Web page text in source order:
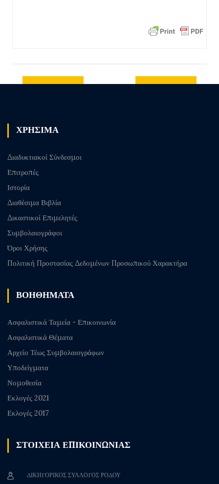
ΧΡΗΣΙΜΑ
Διαδυκτιακοί Σύνδεσμοι
Επιτροπές
Ιστορία
Διαθέσιμα Βιβλία
Δικαστικοί Επιμελητές
Συμβολαιογράφοι
Όροι Χρήσης
Πολιτική Προστασίας Δεδομένων Προσωπικού Χαρακτήρα
ΒΟΗΘΗΜΑΤΑ
Ασφαλιστικά Ταμεία - Επικοινωνία
Ασφαλιστικά Θέματα
Αρχείο Τέως Συμβολαιογράφων
Υποδείγματα
Νομοθεσία
Εκλογές 2021
Εκλογές 2017
ΣΤΟΙΧΕΙΑ ΕΠΙΚΟΙΝΩΝΙΑΣ
ΔΙΚΗΓΟΡΙΚΟΣ ΣΥΛΛΟΓΟΣ ΡΟΔΟΥ